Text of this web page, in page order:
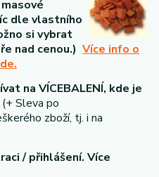
dle vlastního
si vybrat
nad cenou.)Více info o
na VÍCEBALENÍ, kde je
(+ Sleva po
zboží, tj. i na
/ přihlášení. Více